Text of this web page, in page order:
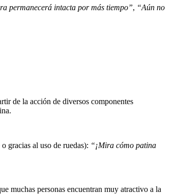
permanecerá intacta por más tiempo”, “Aún no
de la acción de diversos componentes
gracias al uso de ruedas): “¡Mira cómo patina
muchas personas encuentran muy atractivo a la